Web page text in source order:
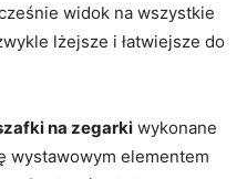
​widok na⁣ wszystkie⁣
lżejsze i łatwiejsze do
na zegarki wykonane
wystawowym ‌elementem